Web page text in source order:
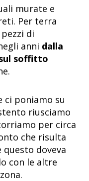
murate e
Per terra
di
anni dalla
soffitto
ci poniamo su
riusciamo
per circa
che risulta
questo doveva
con le altre